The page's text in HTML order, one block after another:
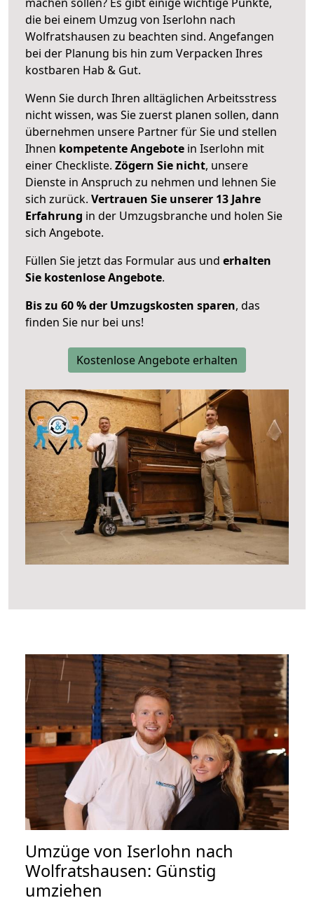
die bei einem Umzug von Iserlohn nach
Wolfratshausen zu beachten sind. Angefangen
bei der Planung bis hin zum Verpacken Ihres
kostbaren Hab & Gut.
Wenn Sie durch Ihren alltäglichen Arbeitsstress
nicht wissen, was Sie zuerst planen sollen, dann
übernehmen unsere Partner für Sie und stellen
Ihnen kompetente Angebote in Iserlohn mit
einer Checkliste. Zögern Sie nicht, unsere
Dienste in Anspruch zu nehmen und lehnen Sie
sich zurück. Vertrauen Sie unserer 13 Jahre
Erfahrung in der Umzugsbranche und holen Sie
sich Angebote.
Füllen Sie jetzt das Formular aus und erhalten
Sie kostenlose Angebote.
Bis zu 60 % der Umzugskosten sparen, das
finden Sie nur bei uns!
Kostenlose Angebote erhalten
Umzüge von Iserlohn nach
Wolfratshausen: Günstig
umziehen